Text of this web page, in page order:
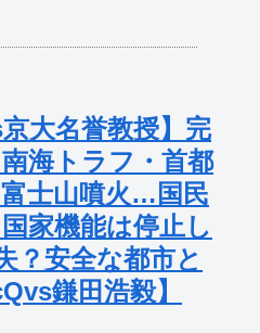
京大名誉教授】完
海トラフ・首都
士山噴火…国民
家機能は停止し
？安全な都市と
鎌田浩毅】